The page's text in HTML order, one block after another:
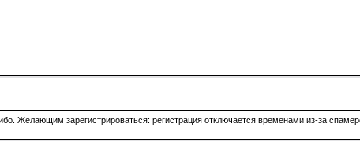
Желающим зарегистрироваться: регистрация отключается временами из-за